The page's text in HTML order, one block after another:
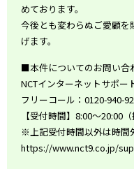
めております。
今後とも変わらぬご愛顧
げます。
■本件についてのお問い合
NCTインターネットサポー
フリーコール：0120-940-
【受付時間】8:00～20:00
※上記受付時間以外は時間
https://www.nct9.co.jp/